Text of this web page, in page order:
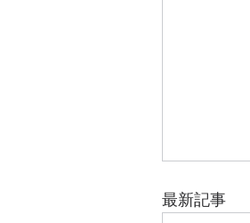
最新記事